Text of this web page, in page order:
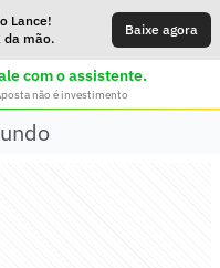
Lance!
da mão.
Baixe agora
com o assistente.
não é investimento